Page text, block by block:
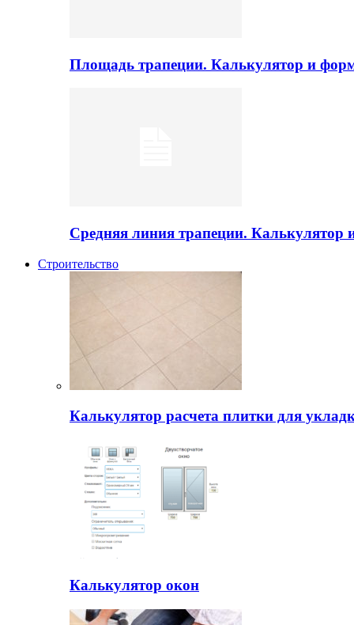
Площадь трапеции. Калькулятор и
Средняя линия трапеции.
Строительство
Калькулятор расчета плитки для
Калькулятор окон